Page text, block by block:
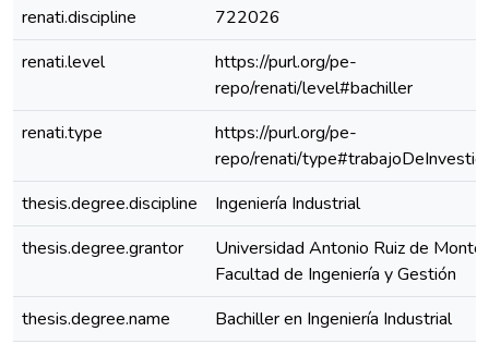
renati.discipline
722026
renati.level
https://purl.org/pe-
repo/renati/level#bachiller
renati.type
https://purl.org/pe-
repo/renati/
thesis.degree.discipline
Ingeniería Industrial
thesis.degree.grantor
Universidad Antonio Ruiz de
Facultad de Ingeniería y Gestión
thesis.degree.name
Bachiller en Ingeniería Industrial